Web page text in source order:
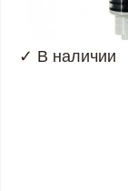
✓ В наличии